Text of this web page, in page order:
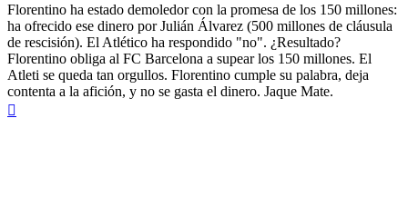
Florentino ha estado demoledor con la promesa de los 150 millones:
ha ofrecido ese dinero por Julián Álvarez (500 millones de cláusula
de rescisión). El Atlético ha respondido "no". ¿Resultado?
Florentino obliga al FC Barcelona a supear los 150 millones. El
Atleti se queda tan orgullos. Florentino cumple su palabra, deja
contenta a la afición, y no se gasta el dinero. Jaque Mate.